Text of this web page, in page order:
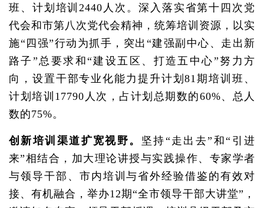
班、计划培训2440人次。深入落实省第十四次党
代会和市第八次党代会精神，统筹培训资源，以实
施“四强”行动为抓手，突出“建强副中心、走出新
路子”总要求和“建设五区、打造五中心”努力方
向，设置干部专业化能力提升计划81期培训班、
计划培训17790人次，占计划总期数的60%、总人
数的75%。
创新培训渠道扩宽视野。 坚持“走出去”和“引进
来”相结合，加大理论讲授与实践操作、专家学者
与领导干部、市内培训与省外经验借鉴的有效对
接、有机融合，举办12期“全市领导干部大讲堂”，